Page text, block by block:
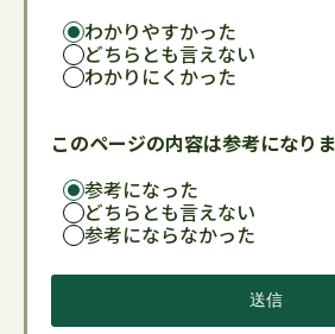
わかりやすかった
どちらとも言えない
わかりにくかった
このページの内容は参考になり
参考になった
どちらとも言えない
参考にならなかった